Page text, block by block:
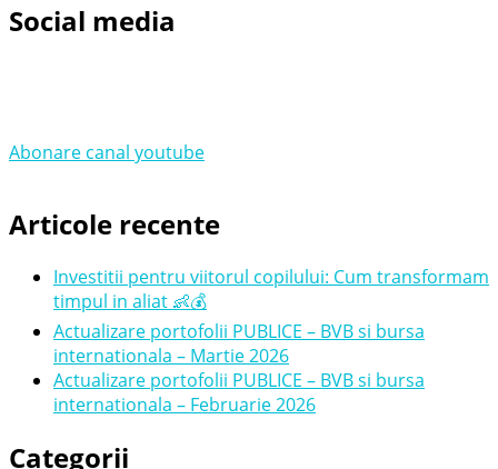
Social media
Abonare canal youtube
Articole recente
Investitii pentru viitorul copilului: Cum transformam
timpul in aliat 👶💰
Actualizare portofolii PUBLICE – BVB si bursa
internationala – Martie 2026
Actualizare portofolii PUBLICE – BVB si bursa
internationala – Februarie 2026
Categorii